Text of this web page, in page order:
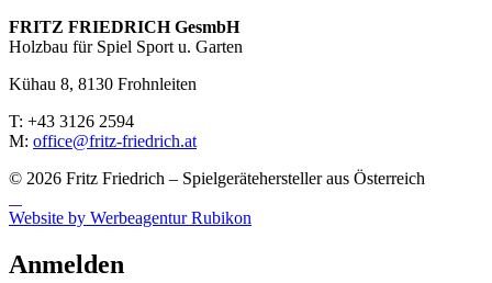
FRITZ FRIED­RICH GesmbH
Holzbau für Spiel Sport u. Garten
Kühau 8, 8130 Frohn­leiten
T: +43 3126 2594
M: office@fritz-fried­rich.at
© 2026 Fritz Friedrich – Spielgerätehersteller aus Österreich
Website by Werbeagentur Rubikon
Anmelden